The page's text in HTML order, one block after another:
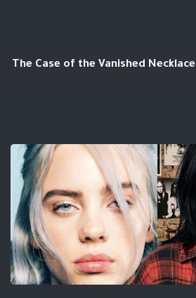
The Case of the Vanished Necklace